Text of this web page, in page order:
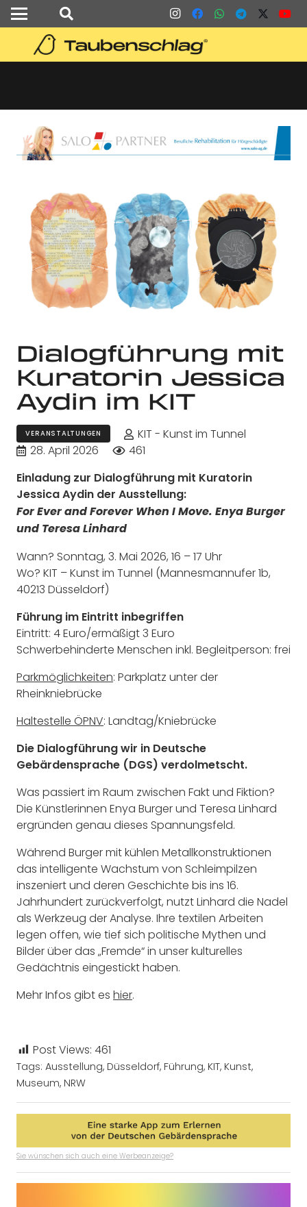
Dialogführung mit
Kuratorin Jessica
Aydin im KIT
VERANSTALTUNGEN
KIT - Kunst im Tunnel
28. April 2026
461
Einladung zur Dialogführung mit Kuratorin
Jessica Aydin der Ausstellung:
For Ever and Forever When I Move. Enya Burger
und Teresa Linhard
Wann? Sonntag, 3. Mai 2026, 16 – 17 Uhr
Wo? KIT – Kunst im Tunnel (Mannesmannufer 1b,
40213 Düsseldorf)
Führung im Eintritt inbegriffen
Eintritt: 4 Euro/ermäßigt 3 Euro
Schwerbehinderte Menschen inkl. Begleitperson: frei
Parkmöglichkeiten: Parkplatz unter der
Rheinkniebrücke
Haltestelle ÖPNV: Landtag/Kniebrücke
Die Dialogführung wir in Deutsche
Gebärdensprache (DGS) verdolmetscht.
Was passiert im Raum zwischen Fakt und Fiktion?
Die Künstlerinnen Enya Burger und Teresa Linhard
ergründen genau dieses Spannungsfeld.
Während Burger mit kühlen Metallkonstruktionen
das intelligente Wachstum von Schleimpilzen
inszeniert und deren Geschichte bis ins 16.
Jahrhundert zurückverfolgt, nutzt Linhard die Nadel
als Werkzeug der Analyse. Ihre textilen Arbeiten
legen offen, wie tief sich politische Mythen und
Bilder über das „Fremde“ in unser kulturelles
Gedächtnis eingestickt haben.
Mehr Infos gibt es hier.
Post Views: 461
Tags: Ausstellung, Düsseldorf, Führung, KIT, Kunst,
Museum, NRW
Sie wünschen sich auch eine Werbeanzeige?